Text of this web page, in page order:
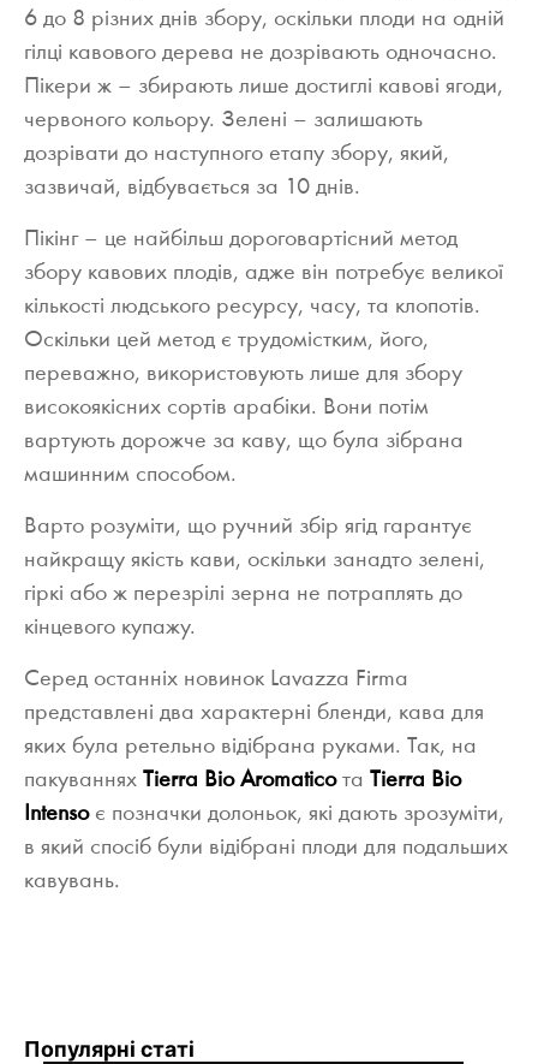
6 до 8 різних днів збору, оскільки плоди на одній
гілці кавового дерева не дозрівають одночасно.
Пікери ж – збирають лише достиглі кавові ягоди,
червоного кольору. Зелені – залишають
дозрівати до наступного етапу збору, який,
зазвичай, відбувається за 10 днів.
Пікінг – це найбільш дороговартісний метод
збору кавових плодів, адже він потребує великої
кількості людського ресурсу, часу, та клопотів.
Оскільки цей метод є трудомістким, його,
переважно, використовують лише для збору
високоякісних сортів арабіки. Вони потім
вартують дорожче за каву, що була зібрана
машинним способом.
Варто розуміти, що ручний збір ягід гарантує
найкращу якість кави, оскільки занадто зелені,
гіркі або ж перезрілі зерна не потраплять до
кінцевого купажу.
Серед останніх новинок Lavazza Firma
представлені два характерні бленди, кава для
яких була ретельно відібрана руками. Так, на
пакуваннях Tierra Bio Aromaticoта Tierra Bio
Intensoє позначки долоньок, які дають зрозуміти,
в який спосіб були відібрані плоди для подальших
кавувань.
Популярні статі